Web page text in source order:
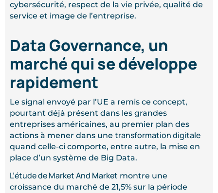
cybersécurité, respect de la vie privée, qualité de
service et image de l’entreprise.
Data Governance, un
marché qui se développe
rapidement
Le signal envoyé par l’UE a remis ce concept,
pourtant déjà présent dans les grandes
entreprises américaines, au premier plan des
actions à mener dans une transformation digitale
quand celle-ci comporte, entre autre, la mise en
place d’un système de Big Data.
L’étude de Market And Market montre une
croissance du marché de 21,5% sur la période